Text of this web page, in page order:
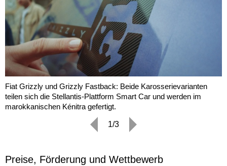
Fiat Grizzly und Grizzly Fastback: Beide Karosserievarianten
teilen sich die Stellantis-Plattform Smart Car und werden im
marokkanischen Kénitra gefertigt.
1/3
Preise, Förderung und Wettbewerb